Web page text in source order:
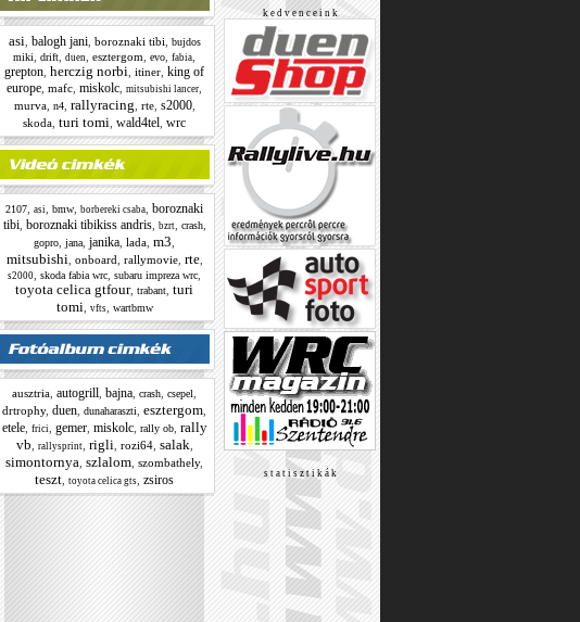
asi balogh jani, boroznaki tibi
bujdos
miki
drift duen esztergom evo fabia
grepton herczig norbi itiner king of
europe mafc miskolc mitsubishi lancer
murva, n4, rallyracing rte, s2000,
skoda turi tomi wald4tel wrc
2107 asi bmw borbereki csaba boroznaki
tibi, boroznaki tibikiss andris, bzrt, crash,
gopro jana janika lada m3
mitsubishi onboard rallymovie, rte,
s2000 skoda fabia wrc subaru impreza wrc
toyota celica gtfour, trabant turi
tomi
vfts, wartbmw
ausztria autogrill bajna crash csepel
drtrophy, duen dunaharaszti esztergom
etele, frici gemer, miskolc, rally ob, rally
vb
rallysprint, rigli rozi64, salak
simontornya szlalom szombathely,
teszt toyota celica gts zsiros
k e d v e n c e i n k
s t a t i s z t i k á k